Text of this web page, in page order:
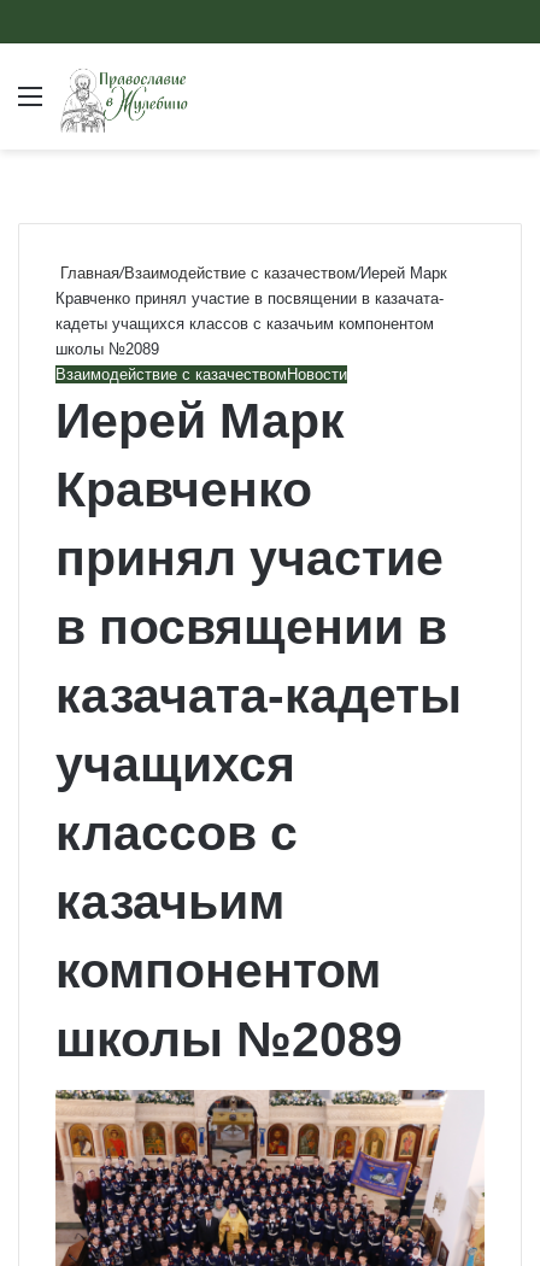
Меню
Главная/Взаимодействие с казачеством/Иерей Марк
Кравченко принял участие в посвящении в казачата-
кадеты учащихся классов с казачьим компонентом
школы №2089
Взаимодействие с казачеством Новости
Иерей Марк
Кравченко
принял участие
в посвящении в
казачата-кадеты
учащихся
классов с
казачьим
компонентом
школы №2089